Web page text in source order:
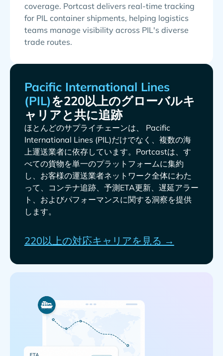
coverage. Portcast delivers real-time tracking
for PIL container shipments, helping logistics
teams manage visibility across PIL's diverse
trade routes.
を220以上のグローバルキ
ャリアと共に追跡
ほとんどのサプライチェーンは、
だけでなく、複数の海
上運送業者に依存しています。Portcastは、す
べての貨物を単一のプラットフォームに集約
し、お客様の運送業者ネットワーク全体にわた
って、コンテナ追跡、予測ETA更新、遅延アラー
ト、およびパフォーマンスに関する洞察を提供
します。
220以上の対応キャリアを見る →